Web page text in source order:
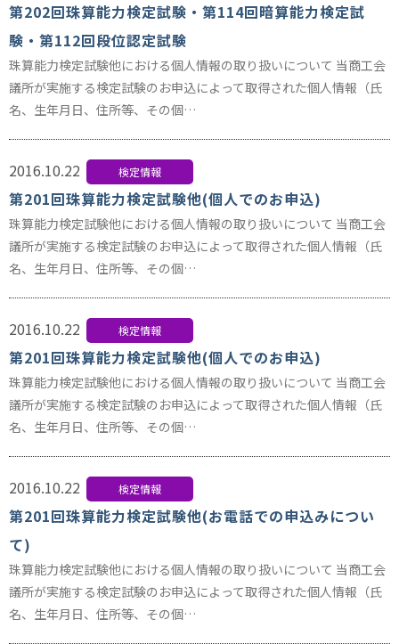
第202回珠算能力検定試験・第114回暗算能力検定試
験・第112回段位認定試験
珠算能力検定試験他における個人情報の取り扱いについて 当商工会
議所が実施する検定試験のお申込によって取得された個人情報（氏
名、生年月日、住所等、その個…
2016.10.22 検定情報
第201回珠算能力検定試験他(個人でのお申込)
珠算能力検定試験他における個人情報の取り扱いについて 当商工会
議所が実施する検定試験のお申込によって取得された個人情報（氏
名、生年月日、住所等、その個…
2016.10.22 検定情報
第201回珠算能力検定試験他(個人でのお申込)
珠算能力検定試験他における個人情報の取り扱いについて 当商工会
議所が実施する検定試験のお申込によって取得された個人情報（氏
名、生年月日、住所等、その個…
2016.10.22 検定情報
第201回珠算能力検定試験他(お電話での申込みについ
て)
珠算能力検定試験他における個人情報の取り扱いについて 当商工会
議所が実施する検定試験のお申込によって取得された個人情報（氏
名、生年月日、住所等、その個…